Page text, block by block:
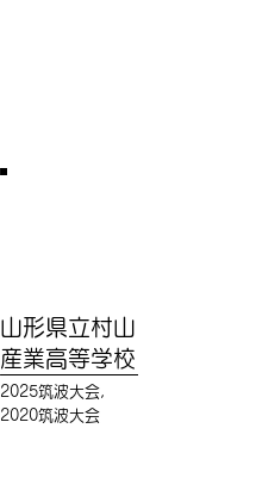
山形県立村山
産業高等学校
2025筑波大会,
2020筑波大会